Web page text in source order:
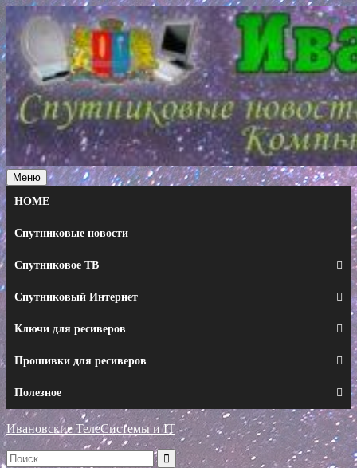
Перейти
к
содержимому
Меню
HOME
Спутниковые новости
Спутниковое ТВ
Спутниковый Интернет
Ключи для ресиверов
Прошивки для ресиверов
Полезное
Ивановские ТелеСистемы и IT
Искать: